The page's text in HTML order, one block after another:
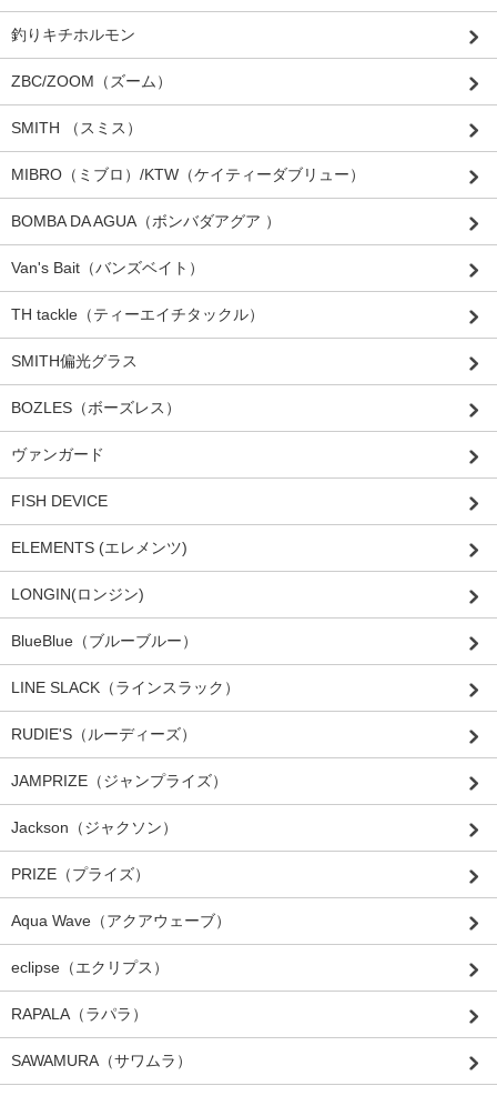
釣りキチホルモン
ZBC/ZOOM（ズーム）
SMITH （スミス）
MIBRO（ミブロ）/KTW（ケイティーダブリュー）
BOMBA DA AGUA（ボンバダアグア ）
Van's Bait（バンズベイト）
TH tackle（ティーエイチタックル）
SMITH偏光グラス
BOZLES（ボーズレス）
ヴァンガード
FISH DEVICE
ELEMENTS (エレメンツ)
LONGIN(ロンジン)
BlueBlue（ブルーブルー）
LINE SLACK（ラインスラック）
RUDIE'S（ルーディーズ）
JAMPRIZE（ジャンプライズ）
Jackson（ジャクソン）
PRIZE（プライズ）
Aqua Wave（アクアウェーブ）
eclipse（エクリプス）
RAPALA（ラパラ）
SAWAMURA（サワムラ）